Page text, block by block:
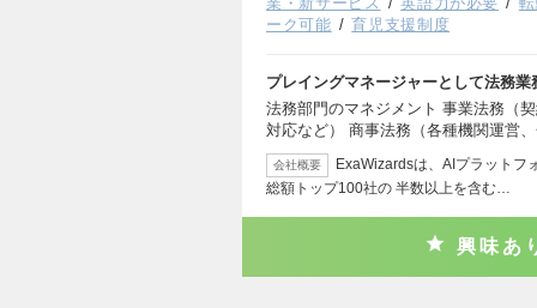
ーク可能
育児支援制度
プレイングマネージャーとして法務
法務部門のマネジメント 事業法務（
対応など） 商事法務（各種機関運営
会社概要
ExaWizardsは、AIプラットフ
総額トップ100社の 半数以上を含む…
興味あ